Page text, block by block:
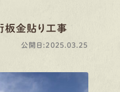
金貼り工事
公開日:2025.03.25